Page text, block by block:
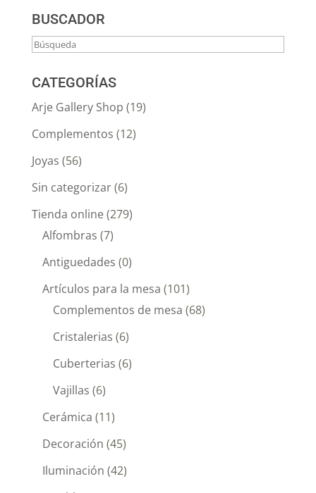
BUSCADOR
CATEGORÍAS
Arje Gallery Shop (19)
Complementos (12)
Joyas (56)
Sin categorizar(6)
Tienda online(279)
Alfombras (7)
Antiguedades (0)
Artículos para la mesa (101)
Complementos de mesa (68)
Cristalerias (6)
Cuberterias (6)
Vajillas (6)
Cerámica (11)
Decoración (45)
Iluminación (42)